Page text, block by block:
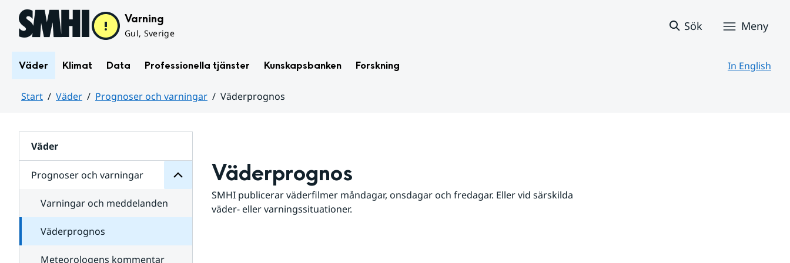
Hoppa till sidans innehåll Varning
Gul, Sverige
Sök Meny
Väder Klimat Data Professionella tjänster Kunskapsbanken Forskning In English
Start Väder Prognoser och varningar
Väderprognos
Väder
Prognoser och varningar
för
varningar
Varningar och meddelanden
Väderprognos
Meteorologens kommentar
Väderprognos
SMHI publicerar väderfilmer måndagar, onsdagar och fredagar. Eller vid särskilda
väder- eller varningssituationer.